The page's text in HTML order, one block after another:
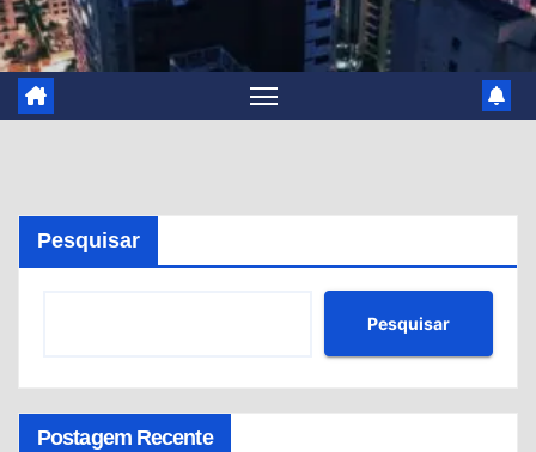
Pesquisar
Pesquisar
Postagem Recente